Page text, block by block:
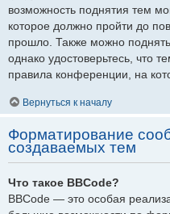
возможность поднятия тем
которое должно пройти до
прошло. Также можно
однако удостоверьтесь, что
правила конференции, на
Вернуться к началу
Форматирование
создаваемых тем
Что такое BBCode?
BBCode — это особая